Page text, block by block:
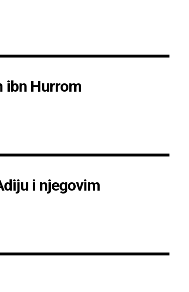
ibn Hurrom
i njegovim